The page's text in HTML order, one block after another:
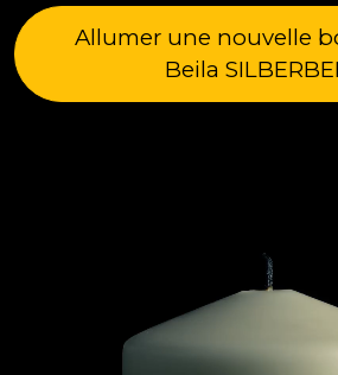
Allumer une nouvelle
Beila